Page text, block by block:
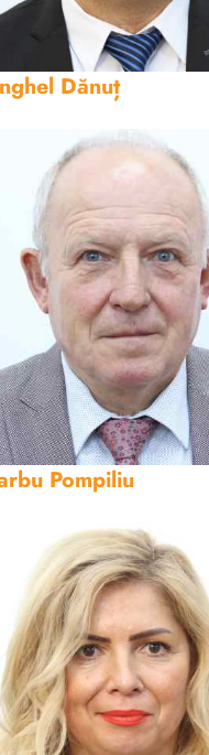
Dănuț
Pompiliu